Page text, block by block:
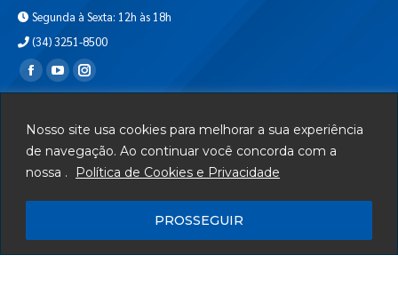
Nosso site usa cookies para melhorar a sua experiência
de navegação. Ao continuar você concorda com a
nossa .
Política de Cookies e Privacidade
PROSSEGUIR
Segunda à Sexta: 12h às 18h
(34) 3251-8500
Encontre-nos em:
Departamento de T.I.
Serviços
Mapa do Site